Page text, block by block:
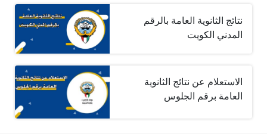
نتائج الثانوية العامة بالرقم
المدني الكويت
الاستعلام عن نتائج الثانوية
العامة برقم الجلوس